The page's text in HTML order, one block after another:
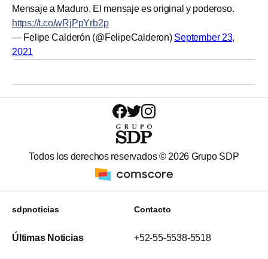
Mensaje a Maduro. El mensaje es original y poderoso.
https://t.co/wRjPpYrb2p
— Felipe Calderón (@FelipeCalderon) September 23,
2021
Todos los derechos reservados © 2026 Grupo SDP
sdpnoticias
Últimas Noticias
Contacto
+52-55-5538-5518